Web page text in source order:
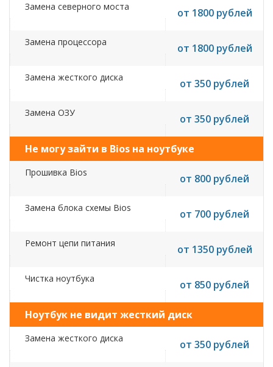
Замена северного моста от 1800 рублей
Замена процессора от 1800 рублей
Замена жесткого диска от 350 рублей
Замена ОЗУ от 350 рублей
Не могу зайти в Bios на ноутбуке
Прошивка Bios от 800 рублей
Замена блока схемы Bios от 700 рублей
Ремонт цепи питания от 1350 рублей
Чистка ноутбука от 850 рублей
Ноутбук не видит жесткий диск
Замена жесткого диска от 350 рублей